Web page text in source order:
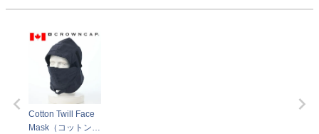
Cotton Twill Face
Mask（コットンツ